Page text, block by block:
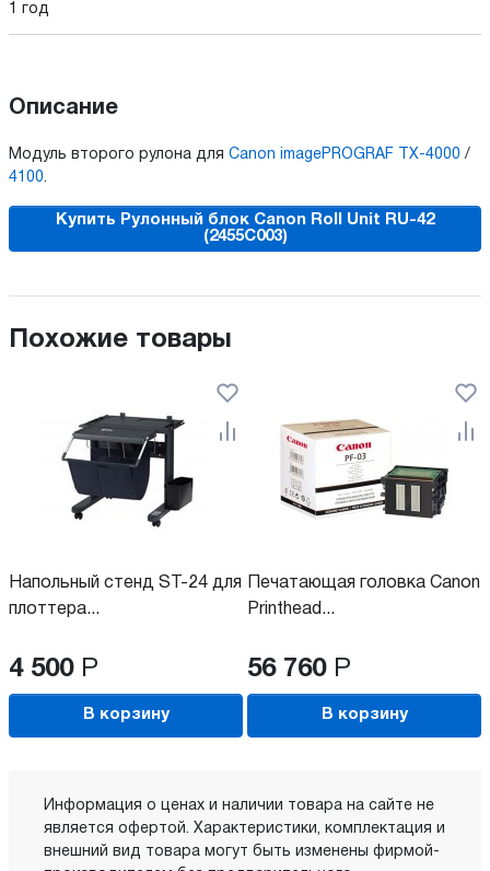
1 год
Описание
Модуль второго рулона для Canon imagePROGRAF TX-4000 /
4100.
Купить Рулонный блок Canon Roll Unit RU-42
(2455C003)
Похожие товары
Напольный стенд ST-24 для
плоттера...
4 500 Р
В корзину
Печатающая головка Canon
Printhead...
56 760 Р
В корзину
Информация о ценах и наличии товара на сайте не
является офертой. Характеристики, комплектация и
внешний вид товара могут быть изменены фирмой-